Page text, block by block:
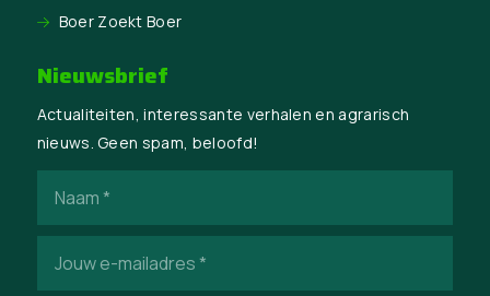
Boer Zoekt Boer
Nieuwsbrief
Actualiteiten, interessante verhalen en agrarisch
nieuws. Geen spam, beloofd!
mailadres